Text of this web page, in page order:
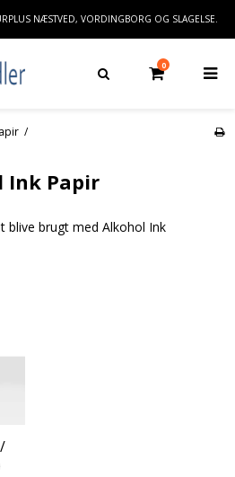
NÆSTVED, VORDINGBORG OG SLAGELSE.
0
/
Ink Papir
blive brugt med Alkohol Ink